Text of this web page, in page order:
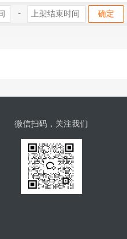
- 确定
微信扫码，关注我们